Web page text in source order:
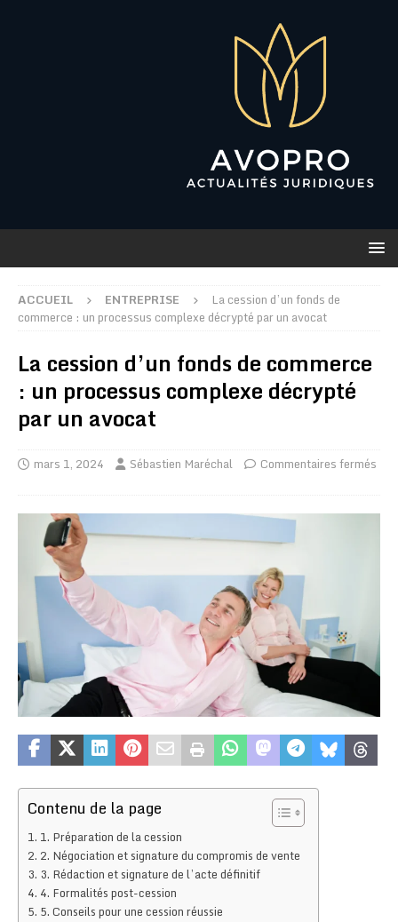
ACCUEIL ENTREPRISE
La cession d’un fonds de
commerce : un processus complexe décrypté par un avocat
La cession d’un fonds de commerce
: un processus complexe décrypté
par un avocat
mars 1, 2024 Sébastien Maréchal Commentaires fermés
Contenu de la page
1. Préparation de la cession
2. Négociation et signature du compromis de vente
3. Rédaction et signature de l’acte définitif
4. Formalités post-cession
5. Conseils pour une cession réussie